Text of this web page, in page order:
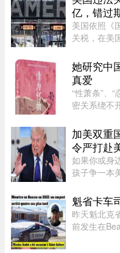
多个比价网
亿，错过
美国依照《
关税，在美
种关税（包
纷出台，令
她研究中
真爱
“性萧条”、
密关系绕不
学教授吴存
认为，欲望
加美双重
令严打赴
如果你或身
孩子争一本
室签署新行
把出生公民
魁省卡车
昨天魁北克
前发生在